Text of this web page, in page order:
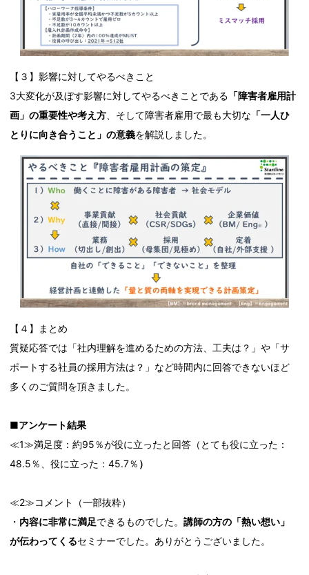
【３】影響に対してやるべきこと
3大変化が及ぼす影響に対してやるべきことである 「障害者雇用計
画」の重要性や考え方 、そして障害者雇用で最も大切な 「一人ひ
とりに向き合うこと」の意義を解説しました。
【４】まとめ
質疑応答では「社内理解を進めるための方法、工夫は？」や「サ
ポートする社員の採用方法は？」など時間内に回答できないほど
多くのご質問を頂きました。
■アンケート結果
≪1≫満足度：約95％が役に立ったと回答（とても役に立った：
48.5％、役に立った：45.7％ ）
≪2≫コメント（一部抜粋）
・ 内容に非常に満足できるものでした。講師の方の「熱い想い」
が伝わってくるセミナーでした。ありがとうございました。